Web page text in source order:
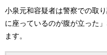
小泉元和容疑者は警察での取
に座っているのが腹が立った
ます。